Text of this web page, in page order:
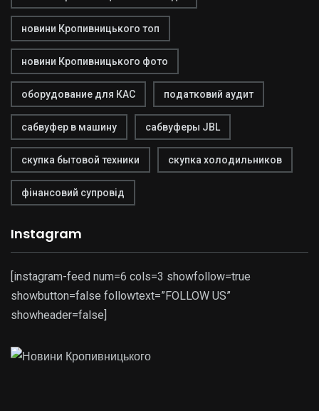
новини Кропивницького топ
новини Кропивницького фото
оборудование для КАС податковий аудит
сабвуфер в машину сабвуферы JBL
скупка бытовой техники скупка холодильников
фінансовий супровід
Instagram
[instagram-feed num=6 cols=3 showfollow=true
showbutton=false followtext=”FOLLOW US”
showheader=false]